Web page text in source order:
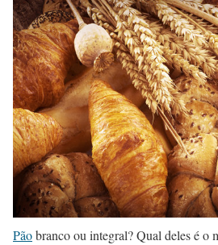
Pãobranco ou integral? Qual deles é o